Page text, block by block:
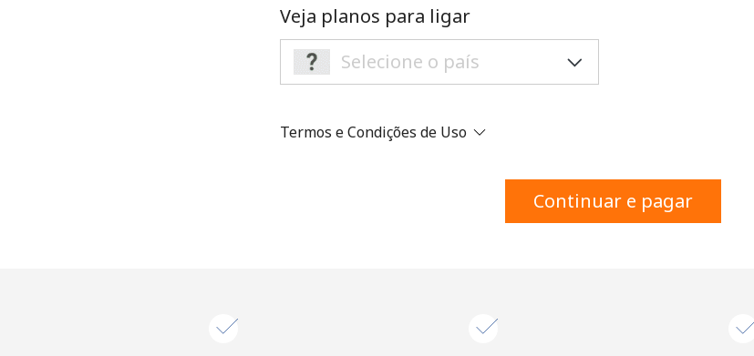
Um caractere especial
Mantenha contato para obter nossas melhores
Veja planos para ligar
Termos e Condições de Uso
Continuar e pagar